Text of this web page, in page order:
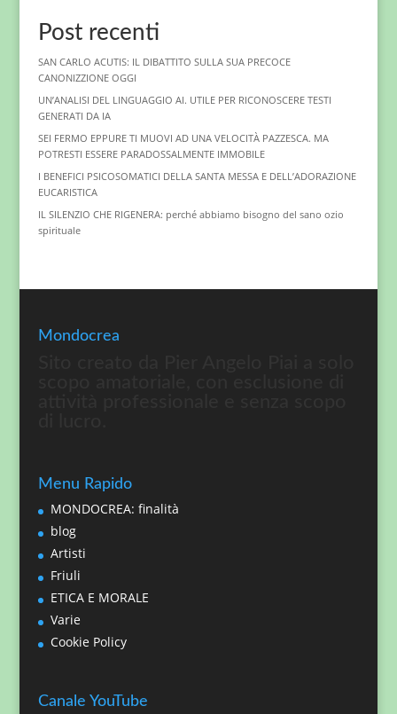
Post recenti
SAN CARLO ACUTIS: IL DIBATTITO SULLA SUA PRECOCE
CANONIZZIONE OGGI
UN’ANALISI DEL LINGUAGGIO AI. UTILE PER RICONOSCERE TESTI
GENERATI DA IA
SEI FERMO EPPURE TI MUOVI AD UNA VELOCITÀ PAZZESCA. MA
POTRESTI ESSERE PARADOSSALMENTE IMMOBILE
I BENEFICI PSICOSOMATICI DELLA SANTA MESSA E DELL’ADORAZIONE
EUCARISTICA
IL SILENZIO CHE RIGENERA: perché abbiamo bisogno del sano ozio
spirituale
Mondocrea
Menu Rapido
MONDOCREA: finalità
blog
Artisti
Friuli
ETICA E MORALE
Varie
Cookie Policy
Canale YouTube